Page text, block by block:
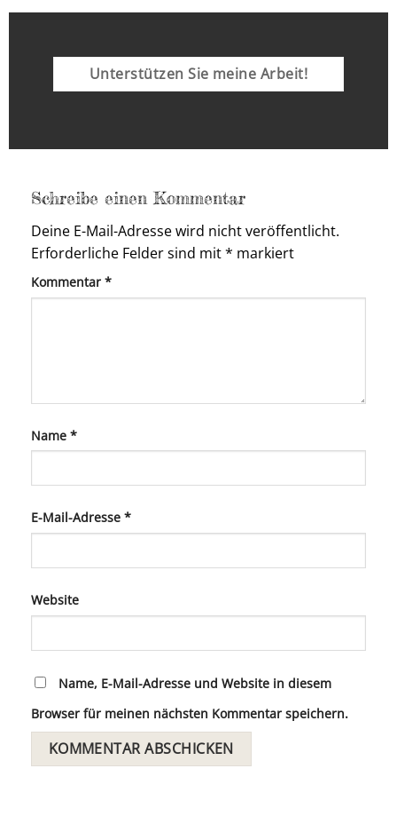
Unterstützen Sie meine Arbeit!
Schreibe einen Kommentar
Deine E-Mail-Adresse wird nicht veröffentlicht.
Erforderliche Felder sind mit* markiert
Kommentar *
Name *
E-Mail-Adresse *
Website
Name, E-Mail-Adresse und Website in diesem
Browser für meinen nächsten Kommentar speichern.